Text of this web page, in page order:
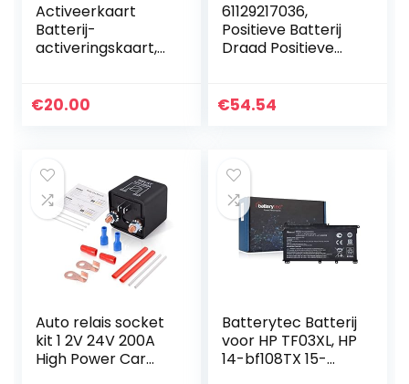
Activeerkaart
Batterij-
activeringskaart,
voor smartphones
€20.00
61129217036,
Positieve Batterij
Draad Positieve
Vervanging voor
€54.54
Auto relais socket
kit 1 2V 24V 200A
High Power Car
Batterytec Batterij
voor HP TF03XL, HP
14-bf108TX 15-